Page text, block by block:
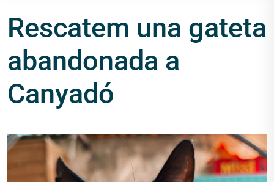
Rescatem una gateta
abandonada a
Canyadó